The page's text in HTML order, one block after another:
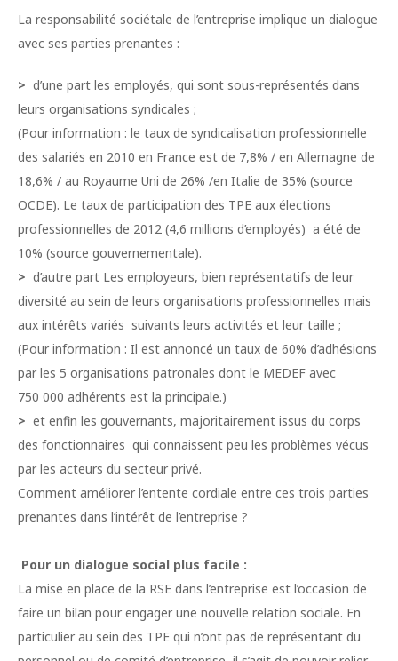
La responsabilité sociétale de l’entreprise implique un dialogue
avec ses parties prenantes :
> d’une part les employés, qui sont sous-représentés dans
leurs organisations syndicales ;
(Pour information : le taux de syndicalisation professionnelle
des salariés en 2010 en France est de 7,8% / en Allemagne de
18,6% / au Royaume Uni de 26% /en Italie de 35% (source
OCDE). Le taux de participation des TPE aux élections
professionnelles de 2012 (4,6 millions d’employés) a été de
10% (source gouvernementale).
> d’autre part Les employeurs, bien représentatifs de leur
diversité au sein de leurs organisations professionnelles mais
aux intérêts variés suivants leurs activités et leur taille ;
(Pour information : Il est annoncé un taux de 60% d’adhésions
par les 5 organisations patronales dont le MEDEF avec
750 000 adhérents est la principale.)
> et enfin les gouvernants, majoritairement issus du corps
des fonctionnaires qui connaissent peu les problèmes vécus
par les acteurs du secteur privé.
Comment améliorer l’entente cordiale entre ces trois parties
prenantes dans l’intérêt de l’entreprise ?
Pour un dialogue social plus facile :
La mise en place de la RSE dans l’entreprise est l’occasion de
faire un bilan pour engager une nouvelle relation sociale. En
particulier au sein des TPE qui n’ont pas de représentant du